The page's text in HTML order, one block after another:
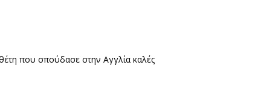
που σπούδασε στην Αγγλία καλές